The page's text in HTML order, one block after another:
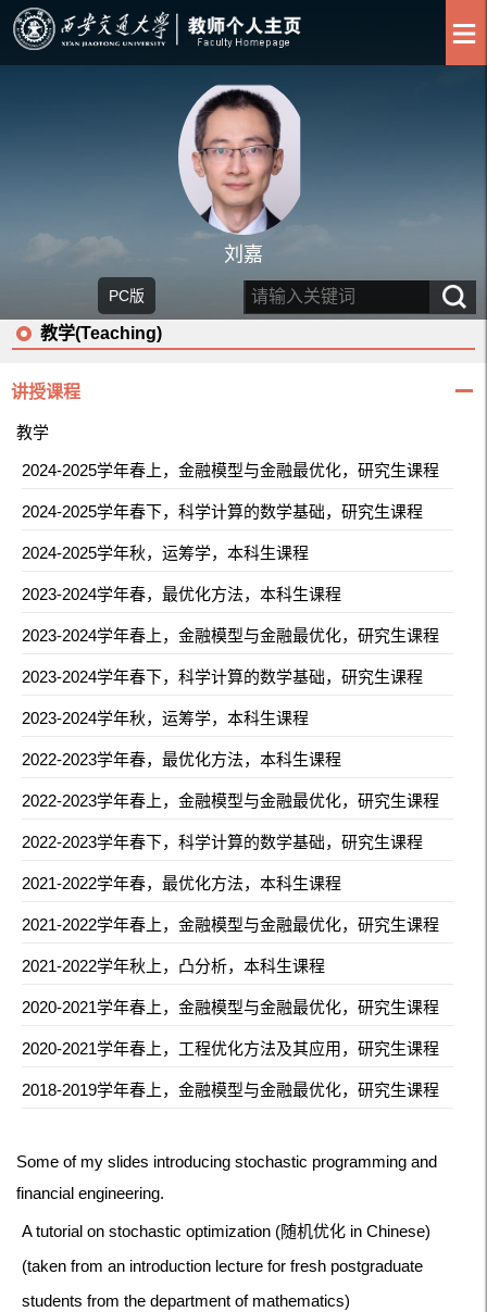
刘嘉
教学(Teaching)
讲授课程
教学
2024-2025学年春上，金融模型与金融最优化，研究生课程
2024-2025学年春下，科学计算的数学基础，研究生课程
2024-2025学年秋，运筹学，本科生课程
2023-2024学年春，最优化方法，本科生课程
2023-2024学年春上，金融模型与金融最优化，研究生课程
2023-2024学年春下，科学计算的数学基础，研究生课程
2023-2024学年秋，运筹学，本科生课程
2022-2023学年春，最优化方法，本科生课程
2022-2023学年春上，金融模型与金融最优化，研究生课程
2022-2023学年春下，科学计算的数学基础，研究生课程
2021-2022学年春，最优化方法，本科生课程
2021-2022学年春上，金融模型与金融最优化，研究生课程
2021-2022学年秋上，凸分析，本科生课程
2020-2021学年春上，金融模型与金融最优化，研究生课程
2020-2021学年春上，工程优化方法及其应用，研究生课程
2018-2019学年春上，金融模型与金融最优化，研究生课程
Some of my slides introducing stochastic programming and
financial engineering.
A tutorial on stochastic optimization (随机优化 in Chinese)
(taken from an introduction lecture for fresh postgraduate
students from the department of mathematics)
PC版